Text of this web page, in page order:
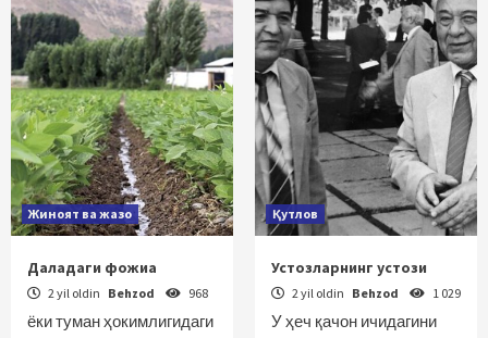
Жиноят ва жазо
Даладаги фожиа
2 yil oldin Behzod 968
ёки туман ҳокимлигидаги
Қутлов
Устозларнинг устози
2 yil oldin Behzod 1 029
У ҳеч қачон ичидагини